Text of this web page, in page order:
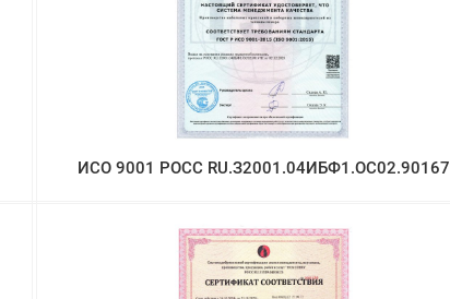
ИСО 9001 РОСС RU.З2001.04ИБФ1.ОС02.90167